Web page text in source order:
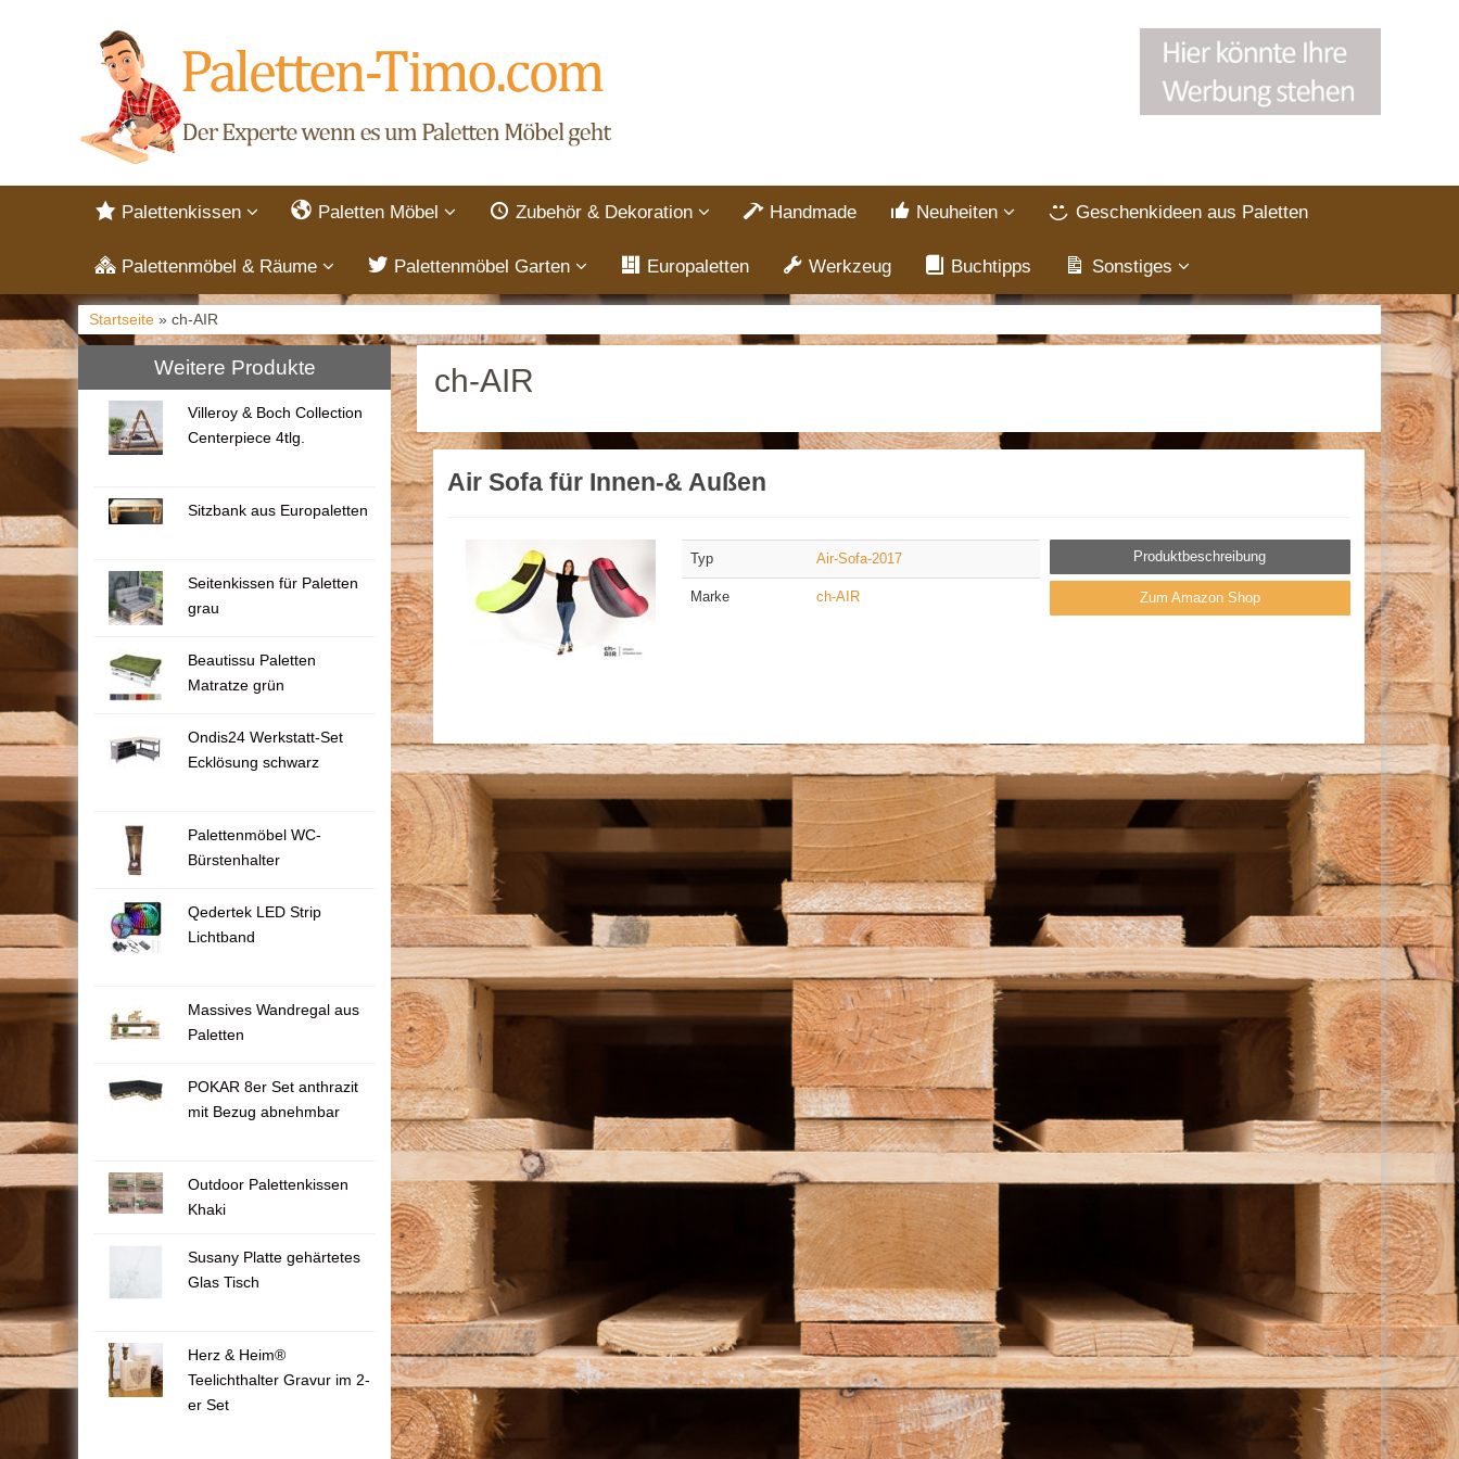
Palettenkissen Paletten Möbel Zubehör & Dekoration Handmade Neuheiten Geschenkideen aus Paletten
Palettenmöbel & Räume Palettenmöbel Garten Europaletten Werkzeug Buchtipps Sonstiges
Startseite » ch-AIR
Weitere Produkte
Villeroy & Boch Collection
Centerpiece 4tlg.
Sitzbank aus Europaletten
Seitenkissen für Paletten
grau
Beautissu Paletten
Matratze grün
Ondis24 Werkstatt-Set
Ecklösung schwarz
Palettenmöbel WC-
Bürstenhalter
Qedertek LED Strip
Lichtband
Massives Wandregal aus
Paletten
POKAR 8er Set anthrazit
mit Bezug abnehmbar
Outdoor Palettenkissen
Khaki
Susany Platte gehärtetes
Glas Tisch
Herz & Heim®
Teelichthalter Gravur im 2-
er Set
ch-AIR
Air Sofa für Innen-& Außen
Typ Air-Sofa-2017
Marke ch-AIR
Produktbeschreibung
Zum Amazon Shop